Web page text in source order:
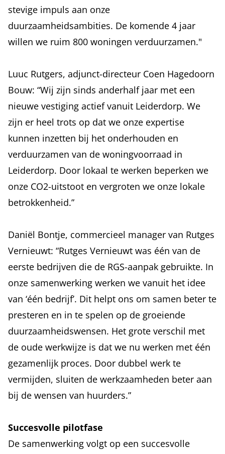
stevige impuls aan onze
duurzaamheidsambities. De komende 4 jaar
willen we ruim 800 woningen verduurzamen."
Luuc Rutgers, adjunct-directeur Coen Hagedoorn
Bouw: “Wij zijn sinds anderhalf jaar met een
nieuwe vestiging actief vanuit Leiderdorp. We
zijn er heel trots op dat we onze expertise
kunnen inzetten bij het onderhouden en
verduurzamen van de woningvoorraad in
Leiderdorp. Door lokaal te werken beperken we
onze CO2-uitstoot en vergroten we onze lokale
betrokkenheid.”
Daniël Bontje, commercieel manager van Rutges
Vernieuwt: “Rutges Vernieuwt was één van de
eerste bedrijven die de RGS-aanpak gebruikte. In
onze samenwerking werken we vanuit het idee
van ‘één bedrijf’. Dit helpt ons om samen beter te
presteren en in te spelen op de groeiende
duurzaamheidswensen. Het grote verschil met
de oude werkwijze is dat we nu werken met één
gezamenlijk proces. Door dubbel werk te
vermijden, sluiten de werkzaamheden beter aan
bij de wensen van huurders.”
Succesvolle pilotfase
De samenwerking volgt op een succesvolle